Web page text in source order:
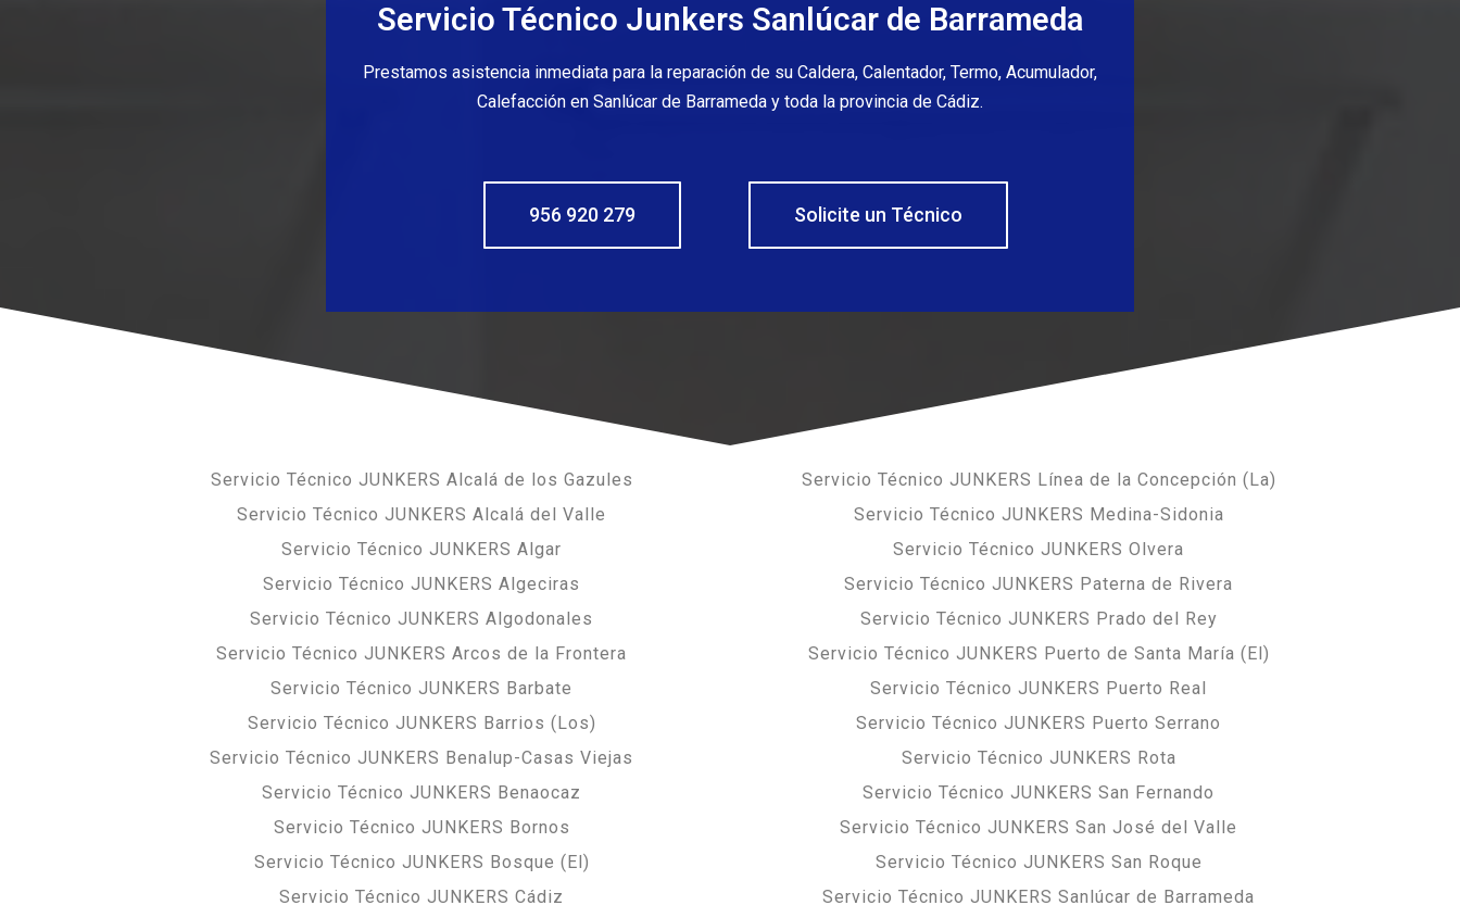
Servicio Técnico Junkers Sanlúcar de Barrameda
Prestamos asistencia inmediata para la reparación de su Caldera, Calentador, Termo, Acumulador,
Calefacción en Sanlúcar de Barrameda y toda la provincia de Cádiz.
956 920 279 Solicite un Técnico
Servicio Técnico JUNKERS Alcalá de los Gazules
Servicio Técnico JUNKERS Alcalá del Valle
Servicio Técnico JUNKERS Algar
Servicio Técnico JUNKERS Algeciras
Servicio Técnico JUNKERS Algodonales
Servicio Técnico JUNKERS Arcos de la Frontera
Servicio Técnico JUNKERS Barbate
Servicio Técnico JUNKERS Barrios (Los)
Servicio Técnico JUNKERS Benalup-Casas Viejas
Servicio Técnico JUNKERS Benaocaz
Servicio Técnico JUNKERS Bornos
Servicio Técnico JUNKERS Bosque (El)
Servicio Técnico JUNKERS Cádiz
Servicio Técnico JUNKERS Línea de la Concepción (La)
Servicio Técnico JUNKERS Medina-Sidonia
Servicio Técnico JUNKERS Olvera
Servicio Técnico JUNKERS Paterna de Rivera
Servicio Técnico JUNKERS Prado del Rey
Servicio Técnico JUNKERS Puerto de Santa María (El)
Servicio Técnico JUNKERS Puerto Real
Servicio Técnico JUNKERS Puerto Serrano
Servicio Técnico JUNKERS Rota
Servicio Técnico JUNKERS San Fernando
Servicio Técnico JUNKERS San José del Valle
Servicio Técnico JUNKERS San Roque
Servicio Técnico JUNKERS Sanlúcar de Barrameda